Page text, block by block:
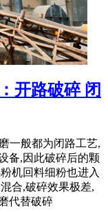
开路破碎 闭
一般都为闭路工艺,
备,因此破碎后的颗
机回料细粉也进入
合,破碎效果极差,
代替破碎